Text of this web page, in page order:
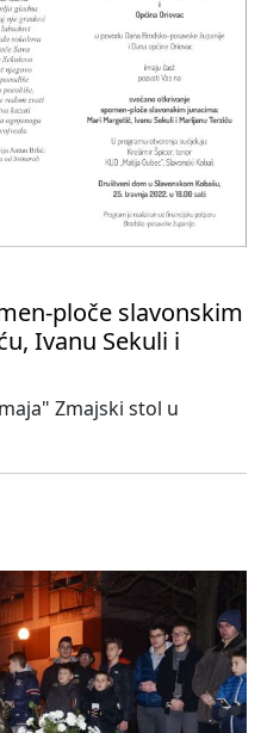
ploče slavonskim
Ivanu Sekuli i
Zmajski stol u